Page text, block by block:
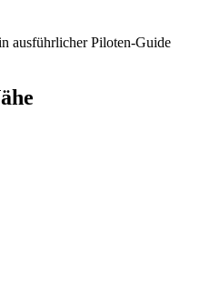
ausführlicher Piloten-Guide